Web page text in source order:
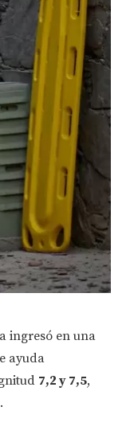
ingresó en una
ayuda
7,2 y 7,5,
.